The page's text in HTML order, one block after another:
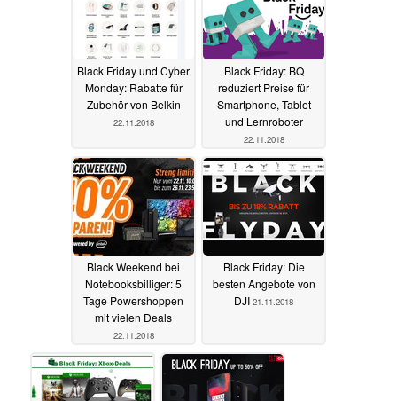
Black Friday und Cyber
Monday: Rabatte für
Zubehör von Belkin
22.11.2018
Black Friday: BQ
reduziert Preise für
Smartphone, Tablet
und Lernroboter
22.11.2018
Black Weekend bei
Notebooksbilliger: 5
Tage Powershoppen
mit vielen Deals
22.11.2018
Black Friday: Die
besten Angebote von
DJI 21.11.2018